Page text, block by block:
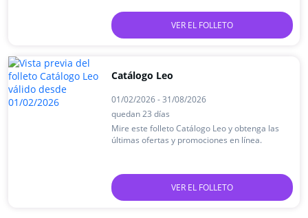
VER EL FOLLETO
Catálogo Leo
01/02/2026 - 31/08/2026
quedan 23 días
Mire este folleto Catálogo Leo y obtenga las
últimas ofertas y promociones en línea.
VER EL FOLLETO